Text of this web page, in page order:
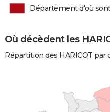
Département d'où
Où décèdent les
Répartition des HARICOT